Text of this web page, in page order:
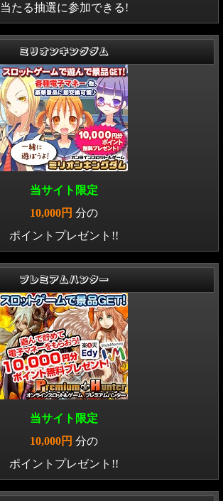
当たる抽選に参加できる!
ミリオンキングダム
当サイト限定
10,000円 分の
ポイントプレゼント!!
プレミアムハンター
当サイト限定
10,000円 分の
ポイントプレゼント!!